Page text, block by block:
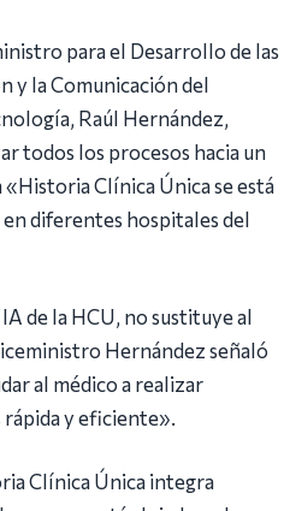
para el Desarrollo de las
y la Comunicación del
Raúl Hernández,
todos los procesos hacia un
Clínica Única se está
diferentes hospitales del
de la HCU, no sustituye al
Hernández señaló
al médico a realizar
rápida y eficiente».
Clínica Única integra